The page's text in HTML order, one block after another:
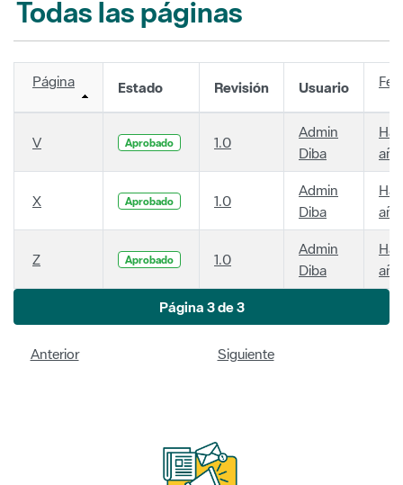
Todas las páginas
Página Estado Revisión Usuario
V Aprobado 1.0
Admin
Diba
X Aprobado 1.0
Admin
Diba
Z Aprobado 1.0
Admin
Diba
Página 3 de 3
Anterior Siguiente